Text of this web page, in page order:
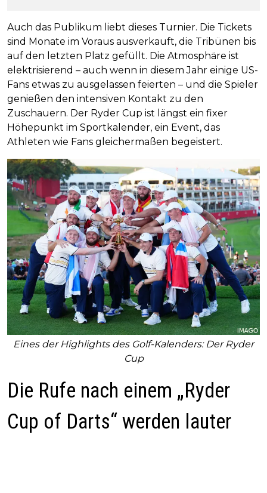
Auch das Publikum liebt dieses Turnier. Die Tickets
sind Monate im Voraus ausverkauft, die Tribünen bis
auf den letzten Platz gefüllt. Die Atmosphäre ist
elektrisierend – auch wenn in diesem Jahr einige US-
Fans etwas zu ausgelassen feierten – und die Spieler
genießen den intensiven Kontakt zu den
Zuschauern. Der Ryder Cup ist längst ein fixer
Höhepunkt im Sportkalender, ein Event, das
Athleten wie Fans gleichermaßen begeistert.
Eines der Highlights des Golf-Kalenders: Der Ryder
Cup
Die Rufe nach einem „Ryder
Cup of Darts“ werden lauter